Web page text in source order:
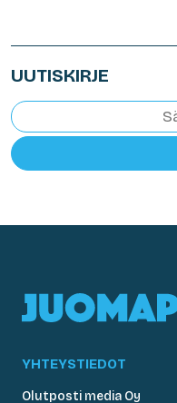
UUTISKIRJE
YHTEYSTIEDOT
Olutposti media Oy